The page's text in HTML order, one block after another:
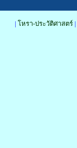
| โหรา-ประวัติศาสตร์ |